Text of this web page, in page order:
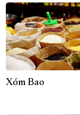
Xóm Bao